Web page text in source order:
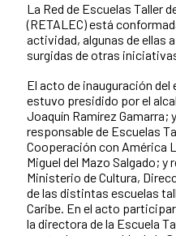
News content
La Red de Escuelas Taller
(RETALEC) está
actividad, algunas de ellas
surgidas de otras
El acto de inauguración
estuvo presidido por el
Joaquín Ramírez Gamarra;
responsable de Escuelas
Cooperación con América
Miguel del Mazo Salgado; y
Ministerio de Cultura,
de las distintas escuelas
Caribe. En el acto
la directora de la Escuela